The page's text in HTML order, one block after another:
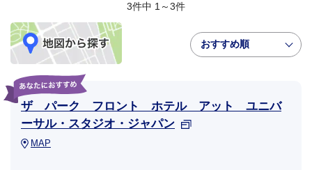
3件中 1～3件
おすすめ順
ザ パーク フロント ホテル アット ユニバ
ーサル・スタジオ・ジャパン
MAP